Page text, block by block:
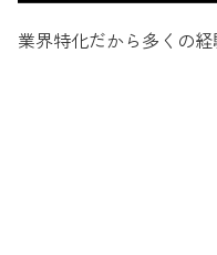
業界特化だから多くの